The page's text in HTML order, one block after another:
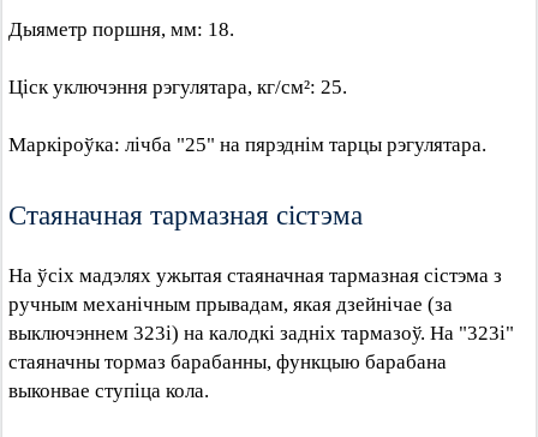
Дыяметр поршня, мм: 18.
Ціск уключэння рэгулятара, кг/см²: 25.
Маркіроўка: лічба "25" на пярэднім тарцы рэгулятара.
Стаяначная тармазная сістэма
На ўсіх мадэлях ужытая стаяначная тармазная сістэма з
ручным механічным прывадам, якая дзейнічае (за
выключэннем 323i) на калодкі задніх тармазоў. На "323i"
стаяначны тормаз барабанны, функцыю барабана
выконвае ступіца кола.